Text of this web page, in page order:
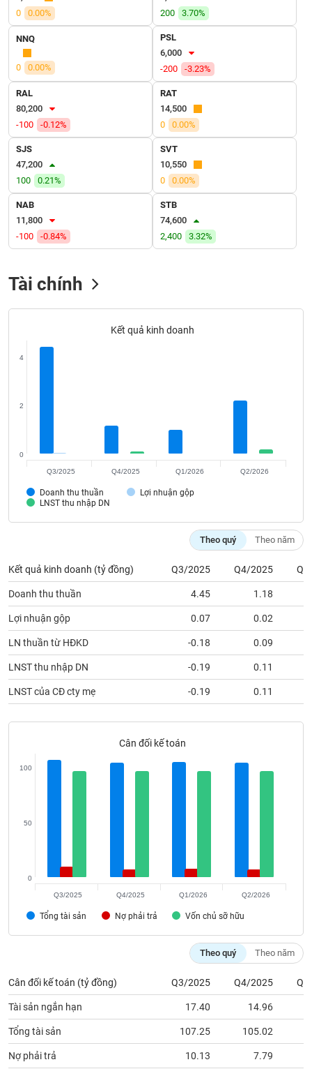
0
0.00%
200
3.70%
NNQ
0 0.00%
PSL
6,000
-200
-3.23%
RAL
80,200
-100
-0.12%
RAT
14,500
0
0.00%
SJS
47,200
100
0.21%
SVT
10,550
0
0.00%
NAB
11,800
-100
-0.84%
STB
74,600
2,400
3.32%
Tài chính
Kết quả kinh doanh
Doanh thu thuần
Lợi nhuận gộp
LNST thu nhập DN
0
2
4
Q3/2025 Q4/2025 Q1/2026 Q2/2026
Theo quý Theo năm
Kết quả kinh doanh (tỷ đồng) Q3/2025 Q4/2025
Doanh thu thuần 4.45 1.18
Lợi nhuận gộp 0.07 0.02
LN thuần từ HĐKD -0.18 0.09
LNST thu nhập DN -0.19 0.11
LNST của CĐ cty mẹ -0.19 0.11
Cân đối kế toán
Tổng tài sản Nợ phải trả Vốn chủ sỡ hữu
0
50
100
Q3/2025 Q4/2025 Q1/2026 Q2/2026
Theo quý Theo năm
Cân đối kế toán (tỷ đồng) Q3/2025 Q4/2025
Tài sản ngắn hạn 17.40 14.96
Tổng tài sản 107.25 105.02
Nợ phải trả 10.13 7.79
VỤ
TRUYỀN
THÔNG
TIỆN
ÍCH
BẤT
ĐỘNG
SẢN
khoán
(-)
Lãnh
Cổ đông lớn
tức
Bài
(-)
Báo
cáo
phân
tích
(-)
Thuật
(-)
Dịch
Sách
Công
cụ
đầu